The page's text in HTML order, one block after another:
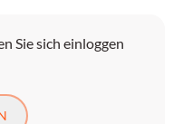
Sie sich einloggen